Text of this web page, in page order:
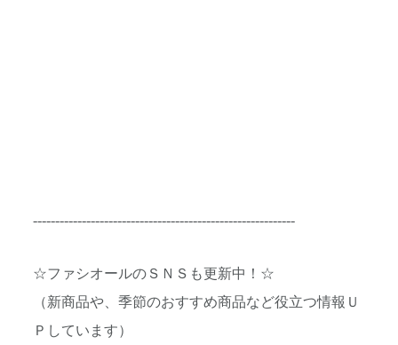
-----------------------------------------------------------
☆ファシオールのＳＮＳも更新中！☆
（新商品や、季節のおすすめ商品など役立つ情報Ｕ
Ｐしています）